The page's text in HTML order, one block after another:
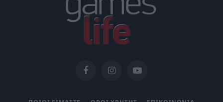
FacebookInstagramYouTube